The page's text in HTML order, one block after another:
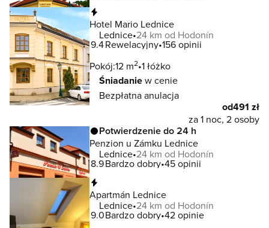
Hotel Mario Lednice
Lednice 24 km od Hodonín
9.4Rewelacyjny 156 opinii
Pokój:12 m2 1 łóżko
Śniadaniew cenie
Bezpłatna anulacja
od491 zł
za 1 noc, 2 osoby
Potwierdzenie do 24 h
Penzion u Zámku Lednice
Lednice 24 km od Hodonín
8.9Bardzo dobry 45 opinii
Apartmán Lednice
Lednice 24 km od Hodonín
9.0Bardzo dobry 42 opinie